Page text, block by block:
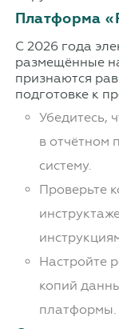
Платформа
С 2026 года
размещённые
признаются
подготовке к
Убедитесь,
в отчётном
систему.
Проверьте
Настройте
копий
платформы.